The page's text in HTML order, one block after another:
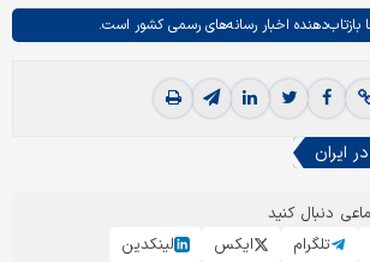
بازتاب‌دهنده اخبار رسانه‌های رسمی کشور است.
ایران
دنبال کنید
تلگرام ایکس لینکدین